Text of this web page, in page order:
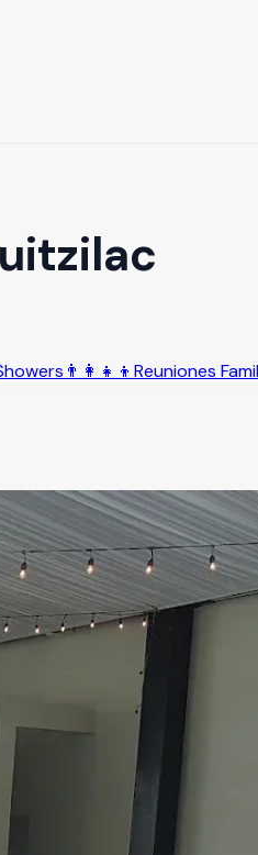
👨‍👩‍👧‍👦 Reuniones